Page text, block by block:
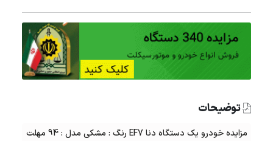
توضیحات
مزایده خودرو یک دستگاه دنا EF7 رنگ : مشکی مدل : 94 مهلت